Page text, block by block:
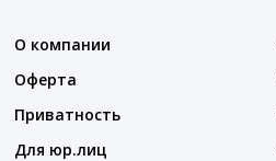
О компании
Оферта
Приватность
Для юр.лиц